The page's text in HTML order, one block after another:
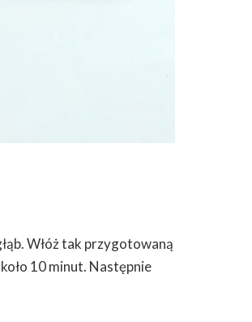
Włóż tak przygotowaną
10 minut. Następnie